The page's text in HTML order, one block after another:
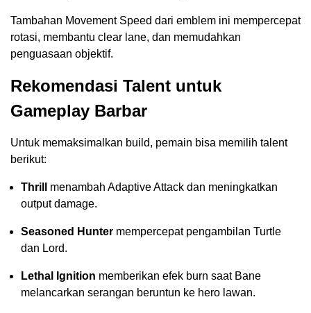
Tambahan Movement Speed dari emblem ini mempercepat
rotasi, membantu clear lane, dan memudahkan
penguasaan objektif.
Rekomendasi Talent untuk
Gameplay Barbar
Untuk memaksimalkan build, pemain bisa memilih talent
berikut:
Thrill
menambah Adaptive Attack dan meningkatkan
output damage.
Seasoned Hunter mempercepat pengambilan Turtle
dan Lord.
Lethal Ignition memberikan efek burn saat Bane
melancarkan serangan beruntun ke hero lawan.